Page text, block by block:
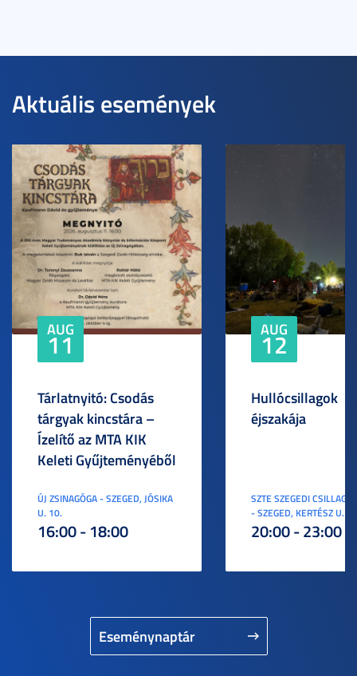
Aktuális események
Eseménynaptár
AUG
11
Tárlatnyitó: Csodás
tárgyak kincstára –
Ízelítő az MTA KIK
Keleti Gyűjteményéből
ÚJ ZSINAGÓGA - SZEGED, JÓSIKA
U. 10.
16:00 - 18:00
AUG
12
Hullócsillagok
éjszakája
SZTE SZEGEDI
- SZEGED, KERTÉSZ U. 3.
20:00 - 23:00